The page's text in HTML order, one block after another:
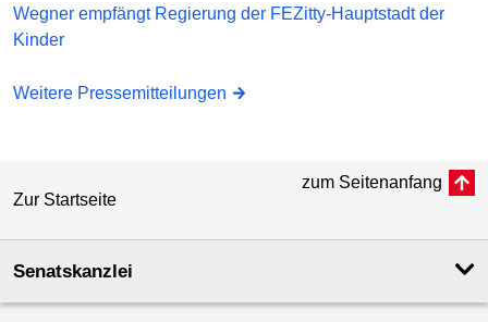
Wegner empfängt Regierung der FEZitty-Hauptstadt der
Kinder
Weitere Pressemitteilungen
Zur Startseite
zum Seitenanfang
Senatskanzlei